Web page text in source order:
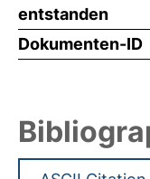
entstanden
Dokumenten-ID